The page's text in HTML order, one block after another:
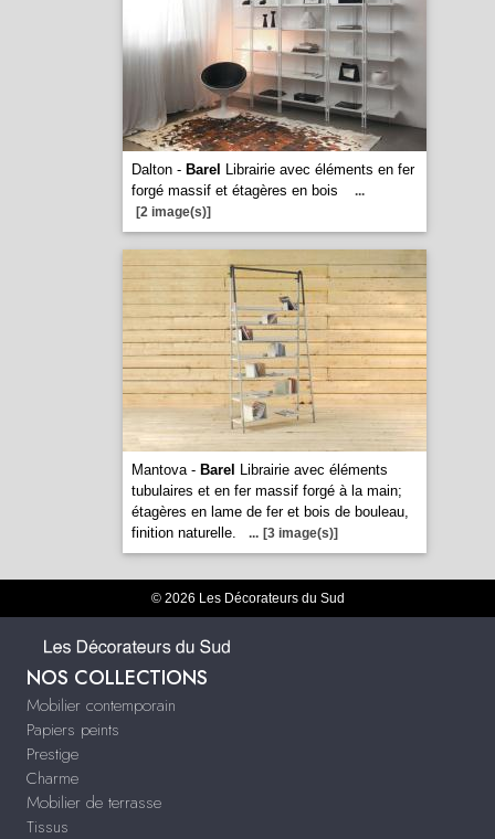
Dalton - Barel
Librairie avec éléments en fer
forgé massif et étagères en bois
...
[2 image(s)]
Mantova - Barel
Librairie avec éléments
tubulaires et en fer massif forgé à la main;
étagères en lame de fer et bois de bouleau,
finition naturelle.
... [3 image(s)]
© 2026 Les Décorateurs du Sud
NOS COLLECTIONS
Mobilier contemporain
Papiers peints
Prestige
Charme
Mobilier de terrasse
Tissus